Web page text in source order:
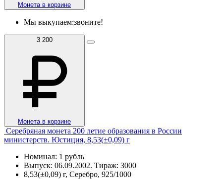
Монета в корзине
Мы выкупаем:звоните!
3 200
Монета в корзине
Серебряная монета 200 летие образования в России
министерств. Юстиция, 8,53(±0,09) г
Номинал: 1 рубль
Выпуск: 06.09.2002. Тираж: 3000
8,53(±0,09) г, Серебро, 925/1000